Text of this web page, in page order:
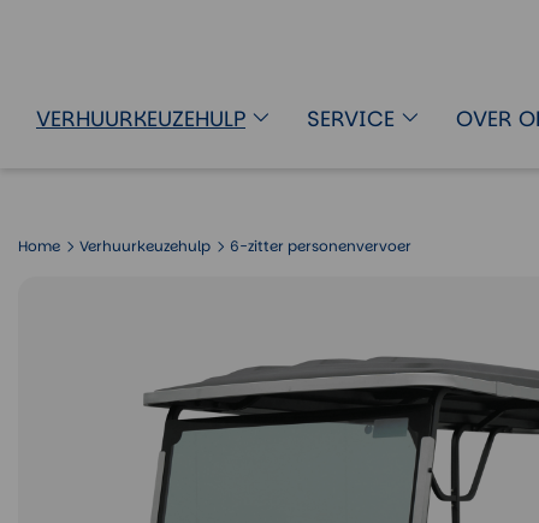
VERHUURKEUZEHULP SERVICE OVER
Home Verhuurkeuzehulp 6-zitter personenvervoer